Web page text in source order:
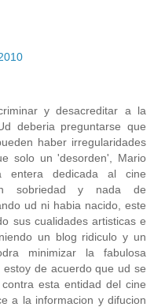
y desacreditar a la
deberia preguntarse que
haber irregularidades
solo un 'desorden', Mario
entera dedicada al cine
sobriedad y nada de
ud ni habia nacido, este
sus cualidades artisticas e
un blog ridiculo y un
minimizar la fabulosa
de acuerdo que ud se
esta entidad del cine
a la informacion y difucion